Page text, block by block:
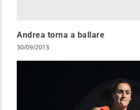
Andrea torna a ballare
30/09/2013